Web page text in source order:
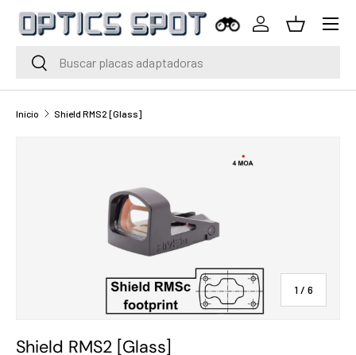
Saltar al contenido
Buscar
Buscar
Iniciar sesión
Cesta
Menú
Inicio Shield RMS2 [Glass]
1/ de
6
Shield RMS2 [Glass]